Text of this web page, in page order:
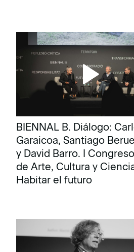
BIENNAL B. Diálogo:
Garaicoa, Santiago
y David Barro. I Congreso
de Arte, Cultura y
Habitar el futuro